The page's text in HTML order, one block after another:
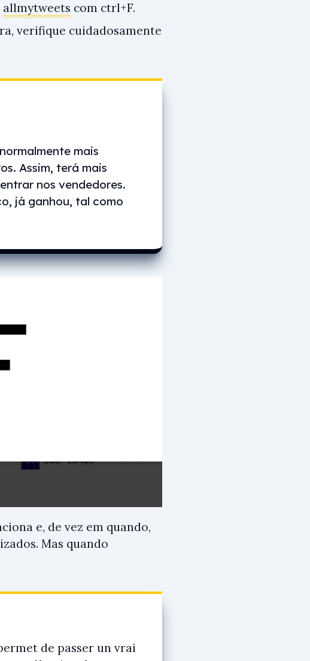
allmytweets com ctrl+F.
verifique cuidadosamente
mais
Assim, terá mais
nos vendedores.
já ganhou, tal como
e, de vez em quando,
Mas quando
de passer un vrai